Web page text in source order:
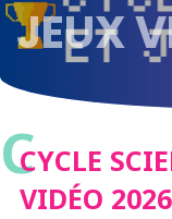
JEUX
CCYCLE
VIDÉO 2026